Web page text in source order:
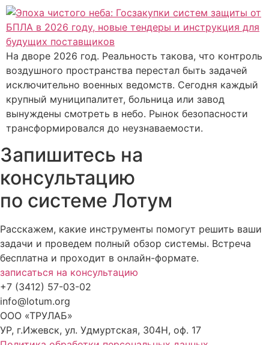
На дворе 2026 год. Реальность такова, что контроль
воздушного пространства перестал быть задачей
исключительно военных ведомств. Сегодня каждый
крупный муниципалитет, больница или завод
вынуждены смотреть в небо. Рынок безопасности
трансформировался до неузнаваемости.
Запишитесь на
консультацию
по системе Лотум
Расскажем, какие инструменты помогут решить ваши
задачи и проведем полный обзор системы. Встреча
бесплатна и проходит в онлайн-формате.
записаться на консультацию
+7 (3412) 57-03-02
info@lotum.org
ООО «ТРУЛАБ»
УР, г.Ижевск, ул. Удмуртская, 304Н, оф. 17